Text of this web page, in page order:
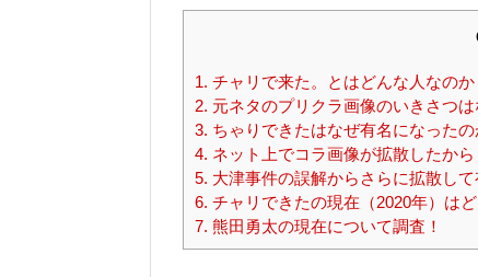
1. チャリで来た。とはどんな人なの
2. 元ネタのプリクラ画像のいきさつ
3. ちゃりできたはなぜ有名になったの
4. ネット上でコラ画像が拡散したから
5. 大津事件の誤解からさらに拡散して
6. チャリできたの現在（2020年）は
7. 熊田勇太の現在について調査！